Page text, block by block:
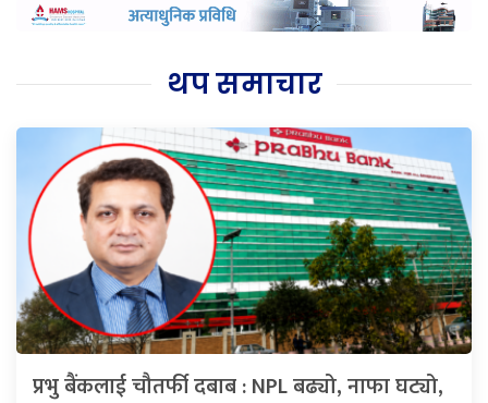
थप समाचार
प्रभु बैंकलाई चौतर्फी दबाब : NPL बढ्यो, नाफा घट्यो,